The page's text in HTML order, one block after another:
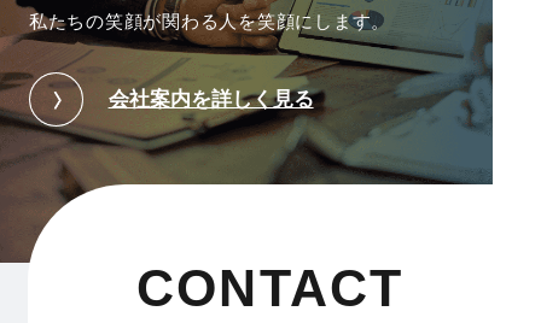
私たちの笑顔が関わる人を笑顔にします。
会社案内を詳しく見る
CONTACT